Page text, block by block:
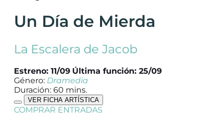
Un Día de Mierda
La Escalera de Jacob
Estreno: 11/09 Última función: 25/09
Género: Dramedia
Duración: 60 mins.
VER FICHA ARTÍSTICA
COMPRAR ENTRADAS